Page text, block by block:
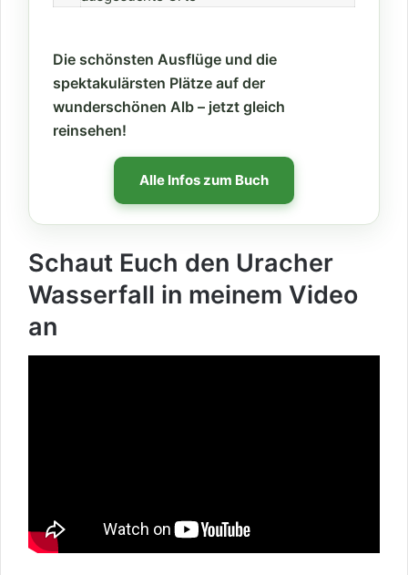
Die schönsten Ausflüge und die
spektakulärsten Plätze auf der
wunderschönen Alb – jetzt gleich
reinsehen!
Alle Infos zum Buch
Schaut Euch den Uracher
Wasserfall in meinem Video
an